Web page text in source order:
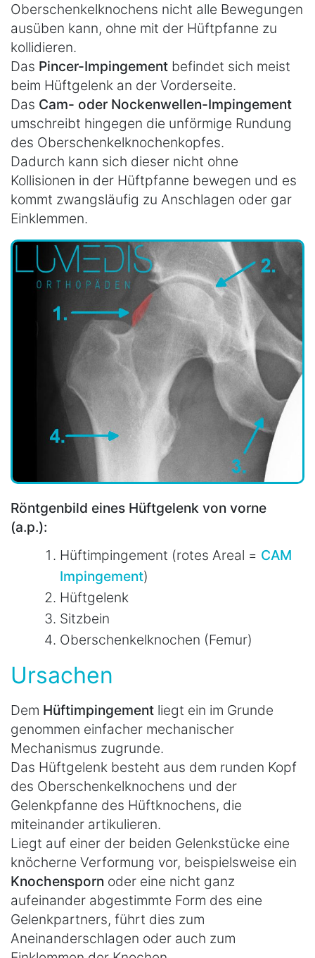
Oberschenkelknochens nicht alle Bewegungen
ausüben kann, ohne mit der Hüftpfanne zu
kollidieren.
Das Pincer-Impingement befindet sich meist
beim Hüftgelenk an der Vorderseite.
Das Cam- oder Nockenwellen-Impingement
umschreibt hingegen die unförmige Rundung
des Oberschenkelknochenkopfes.
Dadurch kann sich dieser nicht ohne
Kollisionen in der Hüftpfanne bewegen und es
kommt zwangsläufig zu Anschlagen oder gar
Einklemmen.
Röntgenbild eines Hüftgelenk von vorne
(a.p.):
Hüftimpingement (rotes Areal = CAM
Impingement)
Hüftgelenk
Sitzbein
Oberschenkelknochen (Femur)
Ursachen
Dem Hüftimpingement liegt ein im Grunde
genommen einfacher mechanischer
Mechanismus zugrunde.
Das Hüftgelenk besteht aus dem runden Kopf
des Oberschenkelknochens und der
Gelenkpfanne des Hüftknochens, die
miteinander artikulieren.
Liegt auf einer der beiden Gelenkstücke eine
knöcherne Verformung vor, beispielsweise ein
Knochensporn oder eine nicht ganz
aufeinander abgestimmte Form des eine
Gelenkpartners, führt dies zum
Aneinanderschlagen oder auch zum